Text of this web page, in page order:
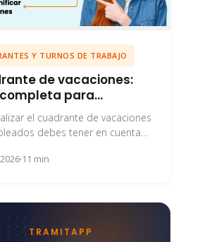
Y TURNOS DE TRABAJO
de vacaciones:
para
el cuadrante de vacaciones
debes tener en cuenta
11 min
TRAMITAPP